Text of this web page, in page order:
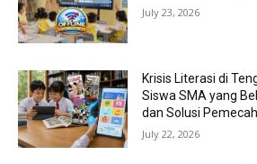
July 23, 2026
Krisis Literasi di
Siswa SMA yang
dan Solusi
July 22, 2026